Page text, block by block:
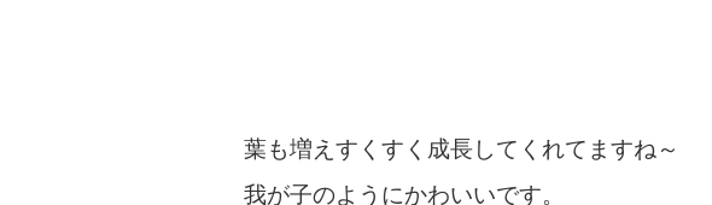
葉も増えすくすく成長してくれてますね～
我が子のようにかわいいです。